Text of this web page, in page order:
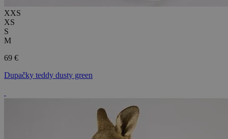
XXS
XS
S
M
69 €
Dupačky teddy dusty green